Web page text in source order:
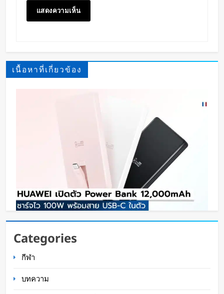
เนื้อหาที่เกี่ยวข้อง
HUAWEI เปิดตัว Power Bank 12,000mAh ชาร์จ
ไว 100W พร้อมสาย USB-C ในตัว
Categories
กีฬา
บทความ